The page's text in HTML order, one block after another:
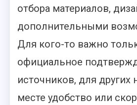
отбора материалов,
дополнительными
Для кого-то важно
официальное
источников, для других
месте удобство или